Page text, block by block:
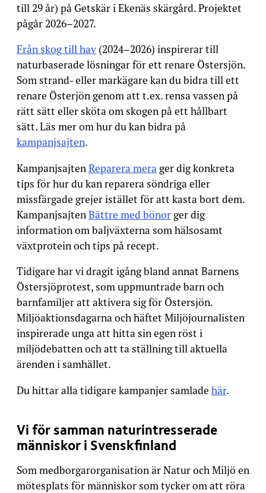
till 29 år) på Getskär i Ekenäs skärgård. Projektet
pågår 2026–2027.
Från skog till hav (2024–2026) inspirerar till
naturbaserade lösningar för ett renare Östersjön.
Som strand- eller markägare kan du bidra till ett
renare Österjön genom att t.ex. rensa vassen på
rätt sätt eller sköta om skogen på ett hållbart
sätt. Läs mer om hur du kan bidra på
kampanjsajten.
KampanjsajtenReparera merager dig konkreta
tips för hur du kan reparera söndriga eller
missfärgade grejer istället för att kasta bort dem.
KampanjsajtenBättre med bönorger dig
information om baljväxterna som hälsosamt
växtprotein och tips på recept.
Tidigare har vi dragit igång bland annat Barnens
Östersjöprotest, som uppmuntrade barn och
barnfamiljer att aktivera sig för Östersjön.
Miljöaktionsdagarna och häftet Miljöjournalisten
inspirerade unga att hitta sin egen röst i
miljödebatten och att ta ställning till aktuella
ärenden i samhället.
Du hittar alla tidigare kampanjer samlade här.
Vi för samman naturintresserade
människor i Svenskfinland
Som medborgarorganisation är Natur och Miljö en
mötesplats för människor som tycker om att röra